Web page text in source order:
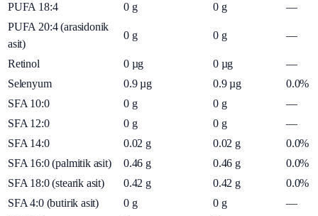
PUFA 18:4
0 g 0 g
—
PUFA 20:4 (arasidonik
asit)
0 g 0 g —
Retinol 0 µg 0 µg
—
Selenyum
0.9 µg 0.9 µg
0.0%
SFA 10:0
0 g 0 g
—
SFA 12:0
0 g 0 g
—
SFA 14:0
0.02 g 0.02 g
0.0%
SFA 16:0 (palmitik asit)
0.46 g 0.46 g
0.0%
SFA 18:0 (stearik asit)
0.42 g 0.42 g
0.0%
SFA 4:0 (butirik asit)
0 g 0 g
—